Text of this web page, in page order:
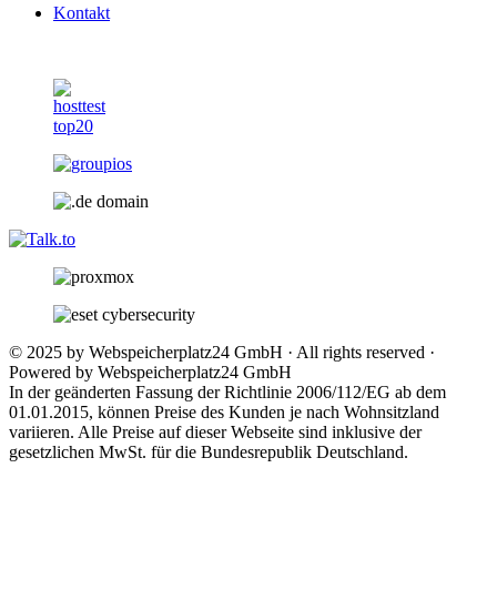
Kontakt
© 2025 by Webspeicherplatz24 GmbH · All rights reserved ·
Powered by Webspeicherplatz24 GmbH
In der geänderten Fassung der Richtlinie 2006/112/EG ab dem
01.01.2015, können Preise des Kunden je nach Wohnsitzland
variieren. Alle Preise auf dieser Webseite sind inklusive der
gesetzlichen MwSt. für die Bundesrepublik Deutschland.